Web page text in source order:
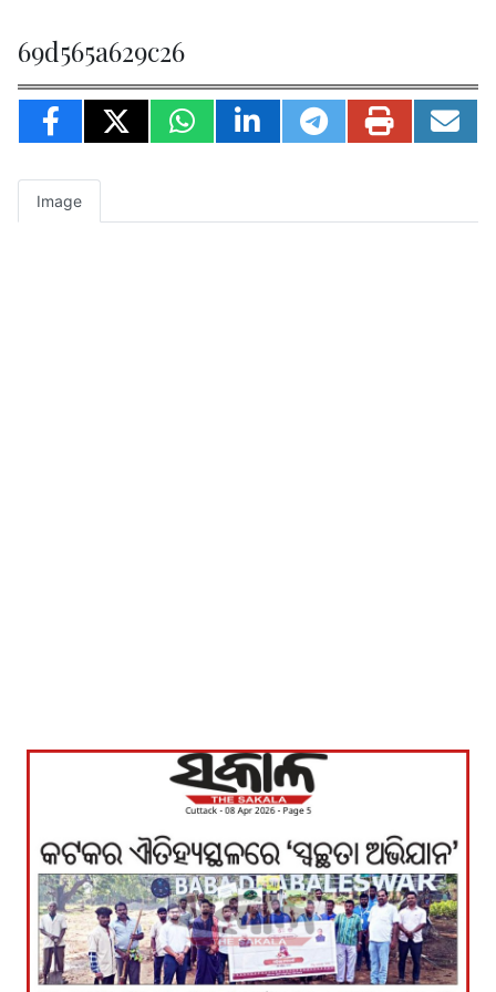
69d565a629c26
Image